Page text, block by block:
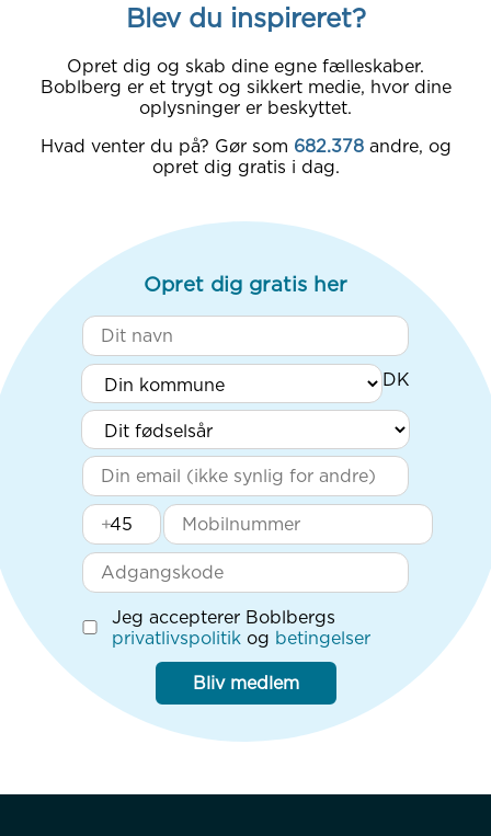
Blev du inspireret?
Opret dig og skab dine egne fælleskaber.
Boblberg er et trygt og sikkert medie, hvor dine
oplysninger er beskyttet.
Hvad venter du på? Gør som 682.378 andre, og
opret dig gratis i dag.
Opret dig gratis her
+
Jeg accepterer Boblbergs
privatlivspolitik og betingelser
Bliv medlem